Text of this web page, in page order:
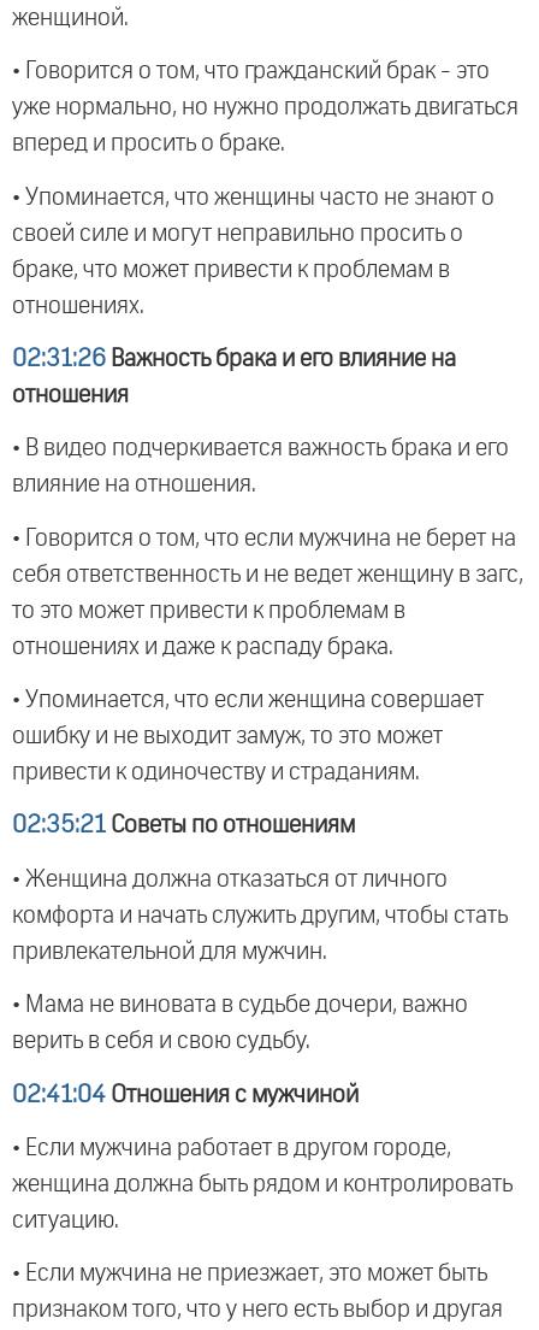
женщиной.
• Говорится о том, что гражданский брак - это
уже нормально, но нужно продолжать двигаться
вперед и просить о браке.
• Упоминается, что женщины часто не знают о
своей силе и могут неправильно просить о
браке, что может привести к проблемам в
отношениях.
02:31:26 Важность брака и его влияние на
отношения
• В видео подчеркивается важность брака и его
влияние на отношения.
• Говорится о том, что если мужчина не берет на
себя ответственность и не ведет женщину в загс,
то это может привести к проблемам в
отношениях и даже к распаду брака.
• Упоминается, что если женщина совершает
ошибку и не выходит замуж, то это может
привести к одиночеству и страданиям.
02:35:21 Советы по отношениям
• Женщина должна отказаться от личного
комфорта и начать служить другим, чтобы стать
привлекательной для мужчин.
• Мама не виновата в судьбе дочери, важно
верить в себя и свою судьбу.
02:41:04 Отношения с мужчиной
• Если мужчина работает в другом городе,
женщина должна быть рядом и контролировать
ситуацию.
• Если мужчина не приезжает, это может быть
признаком того, что у него есть выбор и другая